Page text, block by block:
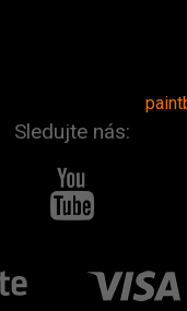
Sledujte nás: